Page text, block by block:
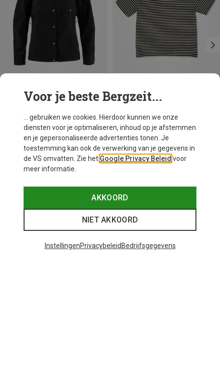
Je bespaart 17%
Mons Royale
€ 89,95
XS S L
Voor je beste Bergzeit...
... gebruiken we cookies. Hierdoor kunnen we onze
diensten voor je optimaliseren, inhoud op je afstemmen
en je gepersonaliseerde advertenties tonen. Je
toestemming kan ook de verwerking van je gegevens in
de VS omvatten. Zie het Google Privacy Beleid voor
meer informatie.
AKKOORD
NIET AKKOORD
InstellingenPrivacybeleid Bedrijfsgegevens